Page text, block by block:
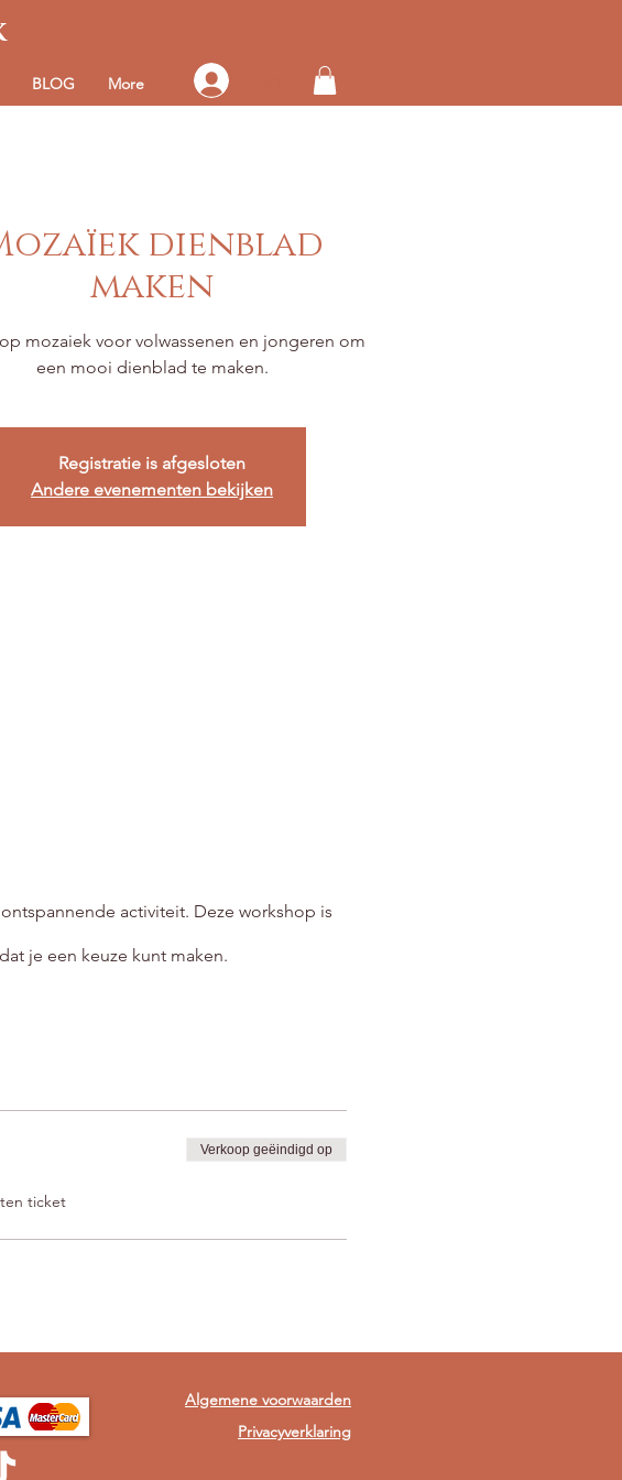
BLOG More Log in op je account
dienblad
maken
mozaiek voor volwassenen en jongeren om
een mooi dienblad te maken.
Registratie is afgesloten
Andere evenementen bekijken
activiteit. Deze workshop is
je een keuze kunt maken.
ticket
Verkoop geëindigd op
Algemene voorwaarden
Privacyverklaring